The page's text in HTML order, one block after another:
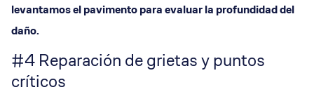
levantamos el pavimento para evaluar la profundidad del
daño.
#4 Reparación de grietas y puntos
críticos